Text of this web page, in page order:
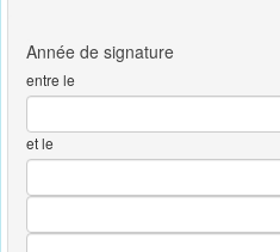
entre le
et le